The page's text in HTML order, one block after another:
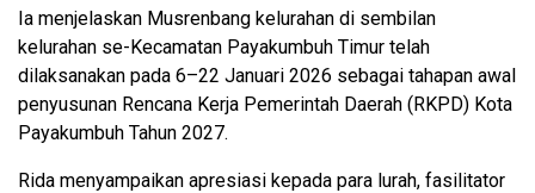
Ia menjelaskan Musrenbang kelurahan di sembilan
kelurahan se-Kecamatan Payakumbuh Timur telah
dilaksanakan pada 6–22 Januari 2026 sebagai tahapan awal
penyusunan Rencana Kerja Pemerintah Daerah (RKPD) Kota
Payakumbuh Tahun 2027.
Rida menyampaikan apresiasi kepada para lurah, fasilitator